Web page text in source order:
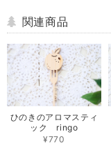
関連商品
ひのきのアロマスティ
ック ringo
¥770